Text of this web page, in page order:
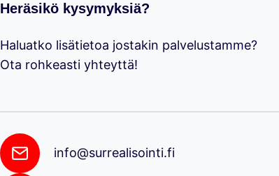
Heräsikö kysymyksiä?
Haluatko lisätietoa jostakin palvelustamme?
Ota rohkeasti yhteyttä!
info@surrealisointi.fi